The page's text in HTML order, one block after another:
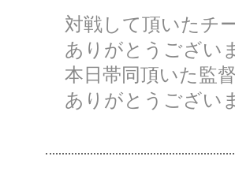
対戦して頂いたチ
ありがとうござい
本日帯同頂いた監
ありがとうござい